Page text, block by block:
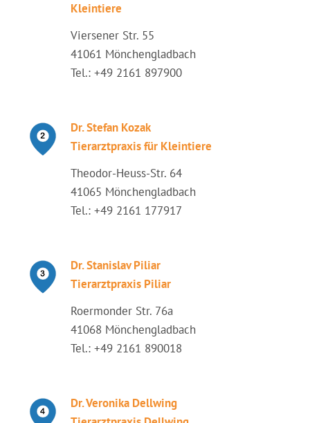
Kleintiere
Viersener Str. 55
41061 Mönchengladbach
Tel.: +49 2161 897900
Dr. Stefan Kozak
Tierarztpraxis für Kleintiere
Theodor-Heuss-Str. 64
41065 Mönchengladbach
Tel.: +49 2161 177917
Dr. Stanislav Piliar
Tierarztpraxis Piliar
Roermonder Str. 76a
41068 Mönchengladbach
Tel.: +49 2161 890018
Dr. Veronika Dellwing